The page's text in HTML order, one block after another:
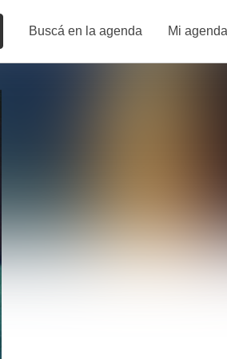
Buscá en la agenda Mi agenda